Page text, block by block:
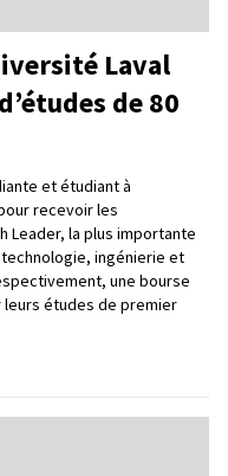
Laval
de 80
et étudiant à
recevoir les
Leader, la plus importante
ingénierie et
une bourse
leurs études de premier